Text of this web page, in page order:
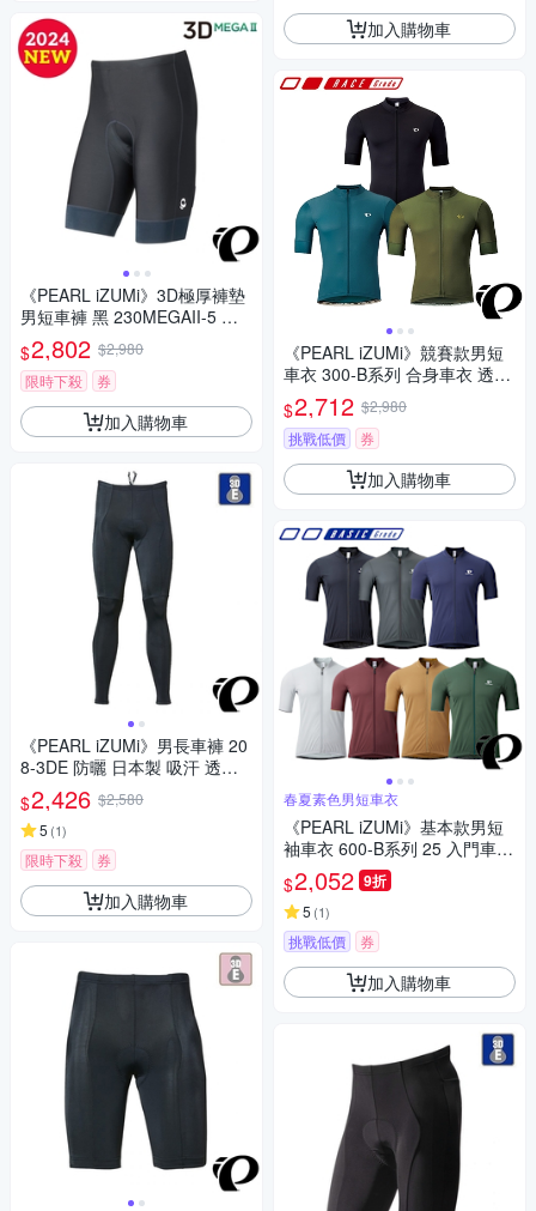
《PEARL iZUMi》3D極厚褲墊
男短車褲 黑 230MEGAII-5 抗U
V 涼感 Coldshade 日本製/初學
者/長途/自行車/運動
$2,802 $2,980
限時下殺
券
加入購物車
《PEARL iZUMi》男長車褲 20
8-3DE 防曬 日本製 吸汗 透氣
抗菌/單車/飛輪課/運動
$2,426 $2,580
5 (1)
限時下殺 券
加入購物車
加入購物車
《PEARL iZUMi》競賽款男短
車衣 300-B系列 合身車衣 透氣
吸汗 日本製/競賽款/自行車/運
動/車服
$2,712 $2,980
挑戰低價
券
加入購物車
春夏素色男短車衣
《PEARL iZUMi》基本款男短
袖車衣 600-B系列 25 入門車
衣/春夏車衣/短袖車衣/素色車
衣/運動/單車/車服
$2,052 9折
5 (1)
挑戰低價 券
加入購物車